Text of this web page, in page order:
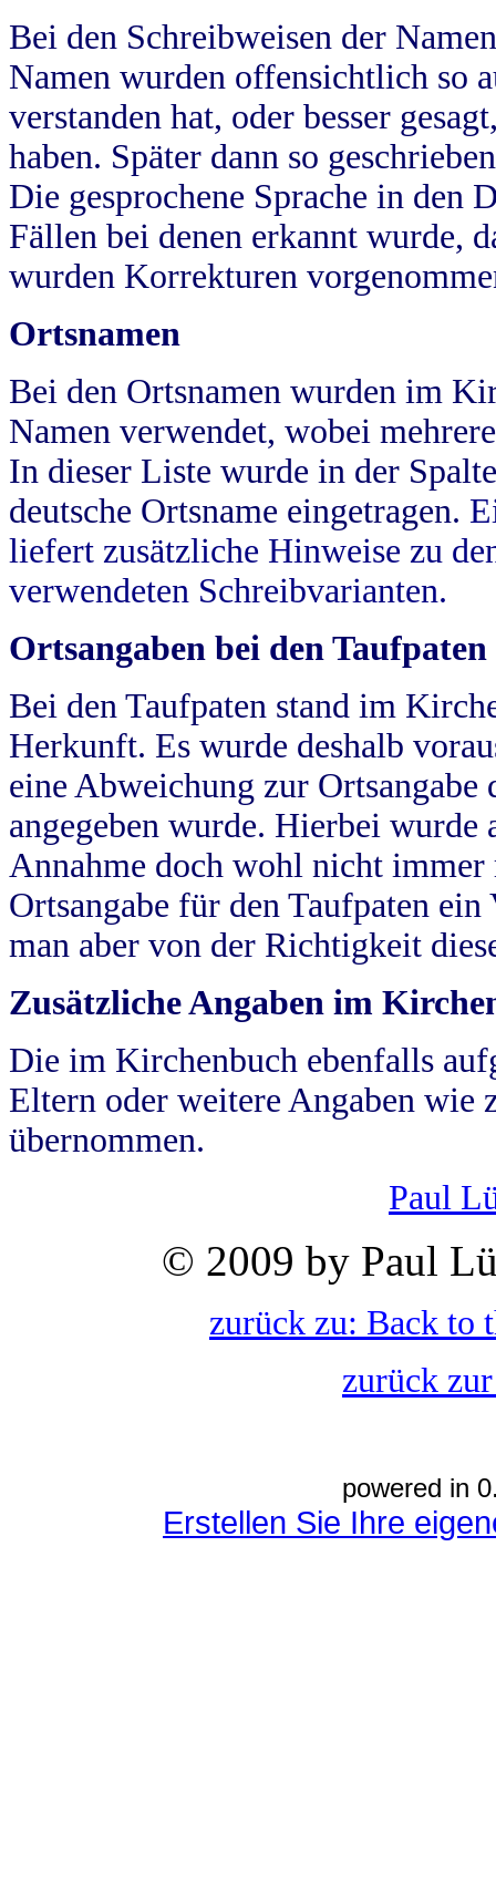
Bei den Schreibweisen der
Namen wurden offensichtlich so
verstanden hat, oder besser
haben. Später dann so
Die gesprochene Sprache in
Fällen bei denen erkannt wurde,
wurden Korrekturen
Ortsnamen
Bei den Ortsnamen wurden im
Namen verwendet, wobei
In dieser Liste wurde in der
deutsche Ortsname eingetragen.
liefert zusätzliche Hinweise zu
verwendeten Schreibvarianten.
Ortsangaben bei den Taufpaten
Bei den Taufpaten stand im
Herkunft. Es wurde deshalb
eine Abweichung zur
angegeben wurde. Hierbei wurde
Annahme doch wohl nicht
Ortsangabe für den Taufpaten
man aber von der Richtigkeit
Zusätzliche Angaben im
Die im Kirchenbuch ebenfalls
Eltern oder weitere Angaben wie
übernommen.
Paul
© 2009 by Paul
zurück zu: Back to
zurück
powered in
Erstellen Sie Ihre